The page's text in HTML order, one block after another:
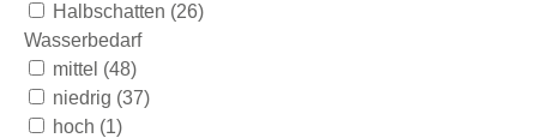
Halbschatten (26)
Wasserbedarf
mittel (48)
niedrig (37)
hoch (1)